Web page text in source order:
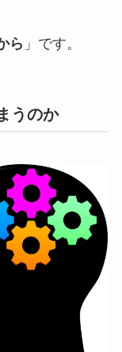
ら 」です。
うのか